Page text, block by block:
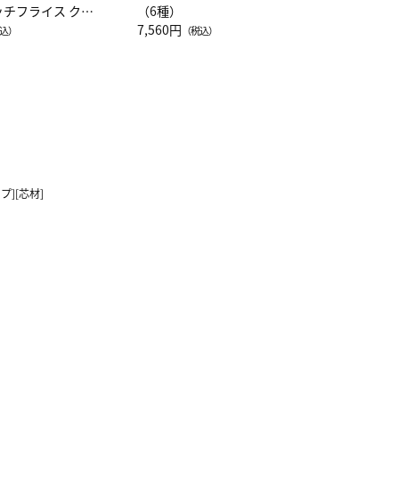
フライス クル
半袖Ｔシャツ
）
（6種）
7,560円 （税込）
][芯材]